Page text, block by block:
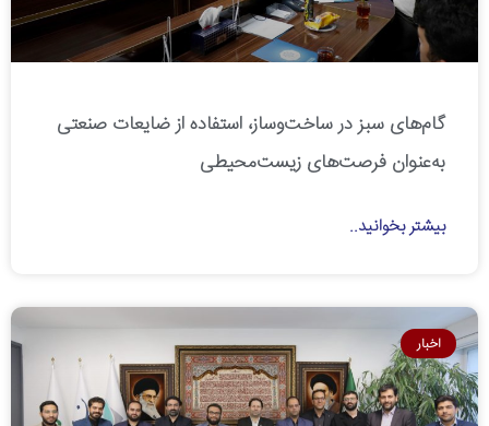
گام‌های سبز در ساخت‌وساز، استفاده از ضایعات صنعتی
به‌عنوان فرصت‌های زیست‌محیطی
بیشتر بخوانید..
اخبار